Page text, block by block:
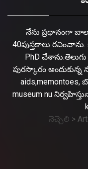
నేను ప్రధానంగా
40పుస్తకాలు
PhD
పురస్కారం అందుకున్న
aids,memontoes,
museum nu
నెచ్చెలి >